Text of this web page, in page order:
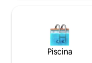
Piscina